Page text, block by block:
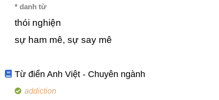
* danh từ
thói nghiện
sự ham mê, sự say mê
Từ điển Anh Việt - Chuyên ngành
addiction